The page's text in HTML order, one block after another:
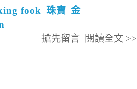
fook 珠寶 金
閱讀全文 >>
搶先留言